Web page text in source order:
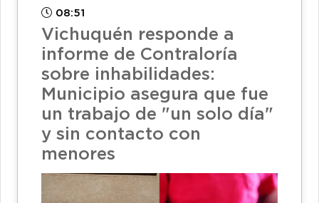
08:51
Vichuquén responde a
informe de Contraloría
sobre inhabilidades:
Municipio asegura que fue
un trabajo de "un solo día"
y sin contacto con
menores